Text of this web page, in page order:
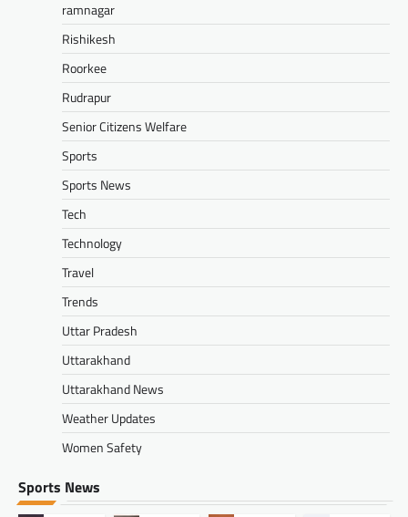
ramnagar
Rishikesh
Roorkee
Rudrapur
Senior Citizens Welfare
Sports
Sports News
Tech
Technology
Travel
Trends
Uttar Pradesh
Uttarakhand
Uttarakhand News
Weather Updates
Women Safety
Sports News